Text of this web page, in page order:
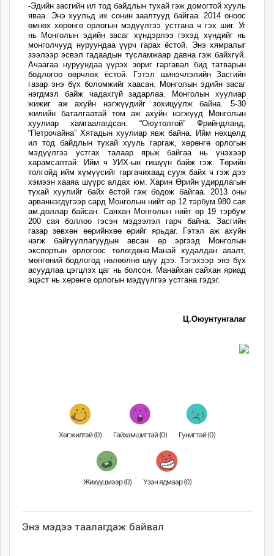
-Эдийн засгийн ил тод байдлын тухай гэж домогтой хууль
яваа. Энэ хуульд их сонин заалтууд байгаа. 2014 оноос
өмнөх хөрөнгө орлогын мэдүүлгээ устгана ч гэх шиг. Уг
нь Монголын эдийн засаг хүндэрлээ гэхэд хүндийг нь
монголчууд нуруундаа үүрч гарах ёстой. Энэ хямралыг
зээлээр эсвэл гадаадын тусламжаар давна гэж байхгүй.
Ачаагаа нуруундаа үүрэх зориг гаргавал бид татварын
бодлогоо өөрчлөх ёстой. Гэтэл шинэчлэлийн Засгийн
газар энэ бүх боломжийг хаасан. Монголын эдийн засаг
нэгдмэл байж чадахгүй задарлаа. Монголын хуулиар
жижиг аж ахуйн нэгжүүдийг зохицуулж байна. 5-30
жилийн баталгаатай том аж ахуйн нэгжүүд Монголын
хуулиар хамгаалагдсан. “Оюутолгой” Фрийндланд,
“Петрочайна” Хятадын хуулиар явж байна. Ийм нөхцөлд
ил тод байдлын тухай хууль гаргаж, хөрөнгө орлогын
мэдүүлгээ устгах талаар ярьж байгаа нь үнэхээр
харамсалтай. Ийм ч УИХ-ын гишүүн байж гэж. Төрийн
толгойд ийм хүмүүсийг гаргачихаад сууж байх ч гэж дээ
хэмээн хааяа шүүрс алдах юм. Харин Өрийн удирдлагын
тухай хуулийг байх ёстой гэж бодож байгаа. 2013 оны
арваннэгдүгээр сард Монголын нийт өр 12 тэрбум 980 сая
ам.доллар байсан. Саяхан Монголын нийт өр 19 тэрбум
200 сая боллоо гэсэн мэдээлэл гарч байна. Засгийн
газар зөвхөн өөрийнхөө өрийг ярьдаг. Гэтэл аж ахуйн
нэгж байгууллагуудын авсан өр эргээд Монголын
экспортын орлогоос төлөгдөнө.Манай худалдан авалт,
мөнгөний бодлогод нөлөөлнө шүү дээ. Тэгэхээр энэ бүх
асуудлаа цэгцлэх цаг нь болсон. Манайхан сайхан яриад
эцэст нь хөрөнгө орлогын мэдүүлгээ устгана гэдэг.
Ц.Оюунтунгалаг
Хөгжилтэй (0) Гайхамшигтай (0) Гунигтай (0)
Жихүүцмээр (0) Үзэн ядмаар (0)
Энэ мэдээ таалагдаж байвал